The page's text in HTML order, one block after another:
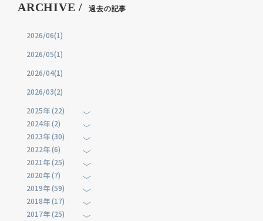
ARCHIVE / 過去の記事
2026/06(1)
2026/05(1)
2026/04(1)
2026/03(2)
2025年 (22)
2024年 (2)
2023年 (30)
2022年 (6)
2021年 (25)
2020年 (7)
2019年 (59)
2018年 (17)
2017年 (25)